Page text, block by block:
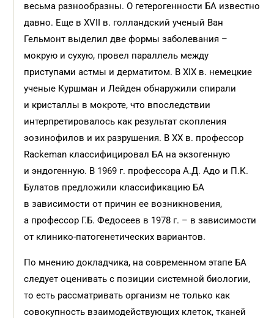
весьма разнообразны. О гетерогенности БА известно
давно. Еще в XVII в. голландский ученый Ван
Гельмонт выделил две формы заболевания –
мокрую и сухую, провел параллель между
приступами астмы и дерматитом. В XIX в. немецкие
ученые Куршман и Лейден обнаружили спирали
и кристаллы в мокроте, что впоследствии
интерпретировалось как результат скопления
эозинофилов и их разрушения. В XX в. профессор
Rackeman классифицировал БА на экзогенную
и эндогенную. В 1969 г. профессора А.Д. Адо и П.К.
Булатов предложили классификацию БА
в зависимости от причин ее возникновения,
а профессор Г.Б. Федосеев в 1978 г. – в зависимости
от клинико-патогенетических вариантов.
По мнению докладчика, на современном этапе БА
следует оценивать с позиции системной биологии,
то есть рассматривать организм не только как
совокупность взаимодействующих клеток, тканей